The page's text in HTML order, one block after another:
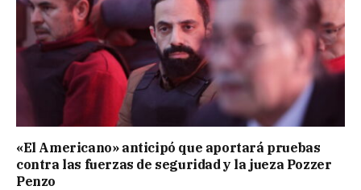
«El Americano» anticipó que aportará pruebas
contra las fuerzas de seguridad y la jueza Pozzer
Penzo